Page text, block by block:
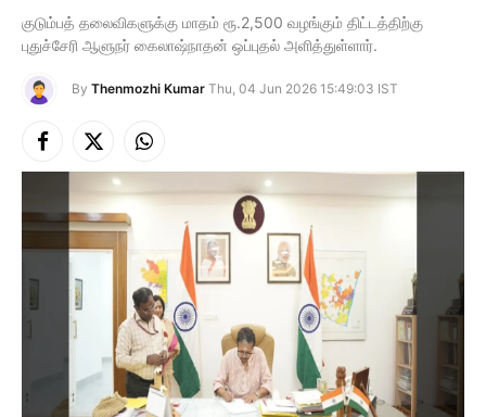
குடும்பத் தலைவிகளுக்கு மாதம் ரூ.2,500 வழங்கும் திட்டத்திற்கு
புதுச்சேரி ஆளுநர் கைலாஷ்நாதன் ஒப்புதல் அளித்துள்ளார்.
By Thenmozhi Kumar Thu, 04 Jun 2026 15:49:03 IST
Facebook
X
(Twitter)
Instagram